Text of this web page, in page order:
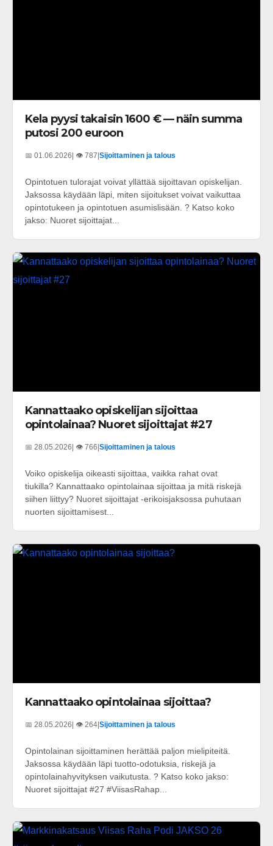
Kela pyysi takaisin 1600 € — näin summa
putosi 200 euroon
📅 01.06.2026| 👁️ 787|Sijoittaminen ja talous
Opintotuen tulorajat voivat yllättää sijoittavan opiskelijan.
Jaksossa käydään läpi, miten sijoitukset voivat vaikuttaa
opintotukeen ja opintotuen asumislisään. ? Katso koko
jakso: Nuoret sijoittajat...
Kannattaako opiskelijan sijoittaa
opintolainaa? Nuoret sijoittajat #27
📅 28.05.2026 | 👁️ 766 Sijoittaminen ja talous
Voiko opiskelija oikeasti sijoittaa, vaikka rahat ovat
tiukilla? Kannattaako opintolainaa sijoittaa ja mitä riskejä
siihen liittyy? Nuoret sijoittajat -erikoisjaksossa puhutaan
nuorten sijoittamisest...
Kannattaako opintolainaa sijoittaa?
📅 28.05.2026 | 👁️ 264 Sijoittaminen ja talous
Opintolainan sijoittaminen herättää paljon mielipiteitä.
Jaksossa käydään läpi tuotto-odotuksia, riskejä ja
opintolainahyvityksen vaikutusta. ? Katso koko jakso:
Nuoret sijoittajat #27 #ViisasRahap...